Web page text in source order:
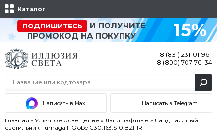
Каталог
ПОДПИШИТЕСЬ
И ПОЛУЧИТЕ
ПРОМОКОД НА ПОКУПКУ
15%
8 (831) 231-01-96
8 (800) 707-70-34
Написать в Max Написать в Telegram
Главная » Уличное освещение » Ландшафтные » Ландшафтный
светильник Fumagalli Globe G30.163.S10.BZF1R